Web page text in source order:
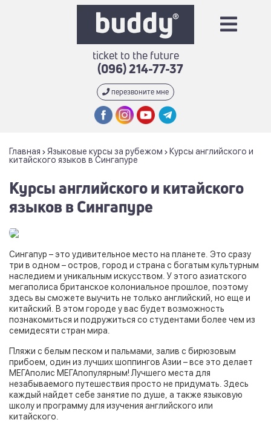
ticket to the future
(096) 214-77-37
перезвоните мне
Главная Языковые курсы за рубежом
Курсы английского и
китайского языков в Сингапуре
Курсы английского и китайского
языков в Сингапуре
Сингапур – это удивительное место на планете. Это сразу
три в одном – остров, город и страна с богатым культурным
наследием и уникальным искусством. У этого азиатского
мегаполиса британское колониальное прошлое, поэтому
здесь вы сможете выучить не только английский, но еще и
китайский. В этом городе у вас будет возможность
познакомиться и подружиться со студентами более чем из
семидесяти стран мира.
Пляжи с белым песком и пальмами, залив с бирюзовым
прибоем, один из лучших шоппингов Азии – все это делает
МЕГАполис МЕГАпопулярным! Лучшего места для
незабываемого путешествия просто не придумать. Здесь
каждый найдет себе занятие по душе, а также языковую
школу и программу для изучения английского или
китайского.